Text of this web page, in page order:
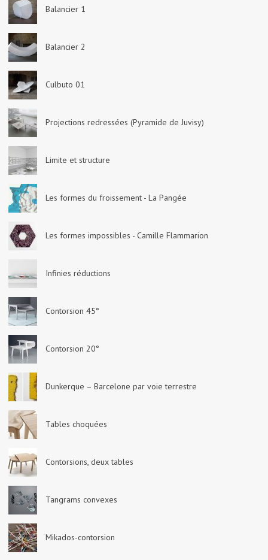
Balancier 1
Balancier 2
Culbuto 01
Projections redressées (Pyramide de Juvisy)
Limite et structure
Les formes du froissement - La Pangée
Les formes impossibles - Camille Flammarion
Infinies réductions
Contorsion 45°
Contorsion 20°
Dunkerque – Barcelone par voie terrestre
Tables choquées
Contorsions, deux tables
Tangrams convexes
Mikados-contorsion